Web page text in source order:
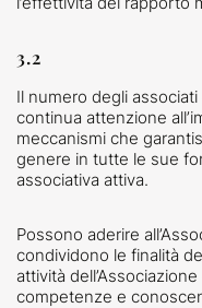
3.2
Il numero degli associati
continua attenzione
meccanismi che
genere in tutte le sue
associativa attiva.
Possono aderire
condividono le finalità
attività
competenze e